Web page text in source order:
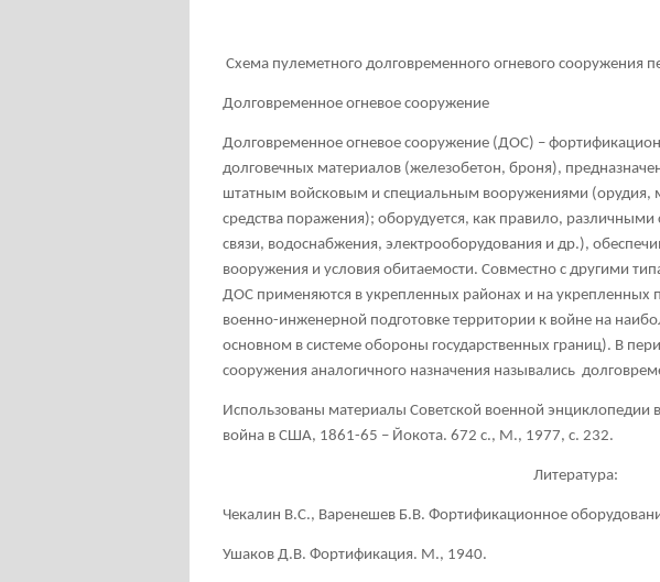
Схема пулеметного долговременного огневого сооружения
Долговременное огневое сооружение
Долговременное огневое сооружение (ДОС) –
долговечных материалов (железобетон, броня),
штатным войсковым и специальным вооружениями (орудия,
средства поражения); оборудуется, как правило,
связи, водоснабжения, электрооборудования и др.),
вооружения и условия обитаемости. Совместно с другими
ДОС применяются в укрепленных районах и на укрепленных
военно-инженерной подготовке территории к войне на
основном в системе обороны государственных границ). В
сооружения аналогичного назначения назывались
Использованы материалы Советской военной энциклопедии
война в США, 1861-65 – Йокота. 672 с., М., 1977, с. 232.
Литература:
Чекалин В.С., Варенешев Б.В. Фортификационное
Ушаков Д.В. Фортификация. М., 1940.